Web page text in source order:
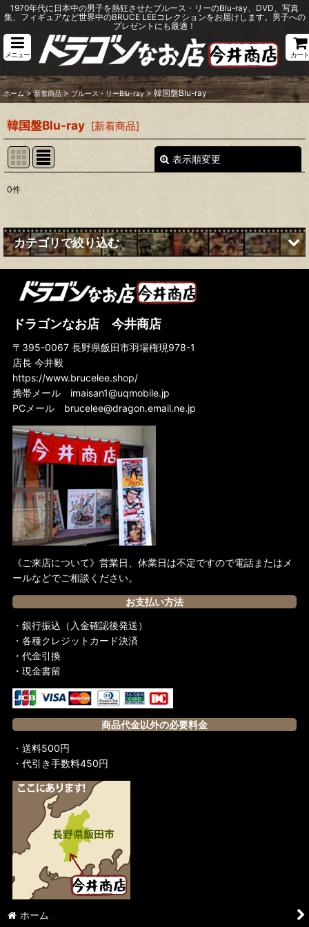
1970年代に日本中の男子を熱狂させたブルース・リーのBlu-ray、DVD、写真
集、フィギュアなど世界中のBRUCE LEEコレクションをお届けします。男子への
プレゼントにも最適！
メニュー カート
ホーム > 新着商品 > ブルース・リーBlu-ray > 韓国盤Blu-ray
韓国盤Blu-ray [新着商品]
表示順変更
並び順:
0件
カテゴリで絞り込む
ブルース・リーBlu-ray (全商品)
スペイン版Blu-ray
フランス版Blu-ray
日本盤Blu-ray
イギリス盤Blu-ray
アメリカ盤Blu-ray
韓国盤Blu-ray
ドラゴンなお店 今井商店
〒395-0067 長野県飯田市羽場権現978-1
店長 今井毅
https://www.brucelee.shop/
携帯メール imaisan1@uqmobile.jp
PCメール brucelee@dragon.email.ne.jp
《ご来店について》営業日、休業日は不定ですので電話またはメ
ールなどでご相談ください。
お支払い方法
・銀行振込（入金確認後発送）
・各種クレジットカード決済
・代金引換
・現金書留
商品代金以外の必要料金
・送料500円
・代引き手数料450円
ホーム